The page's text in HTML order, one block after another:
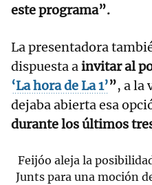
este programa”.
La presentadora
dispuesta ainvitar al
‘La hora de La 1’”, a la
dejaba abierta esa
durante los últimos
Feijóo aleja la
Junts para una moción